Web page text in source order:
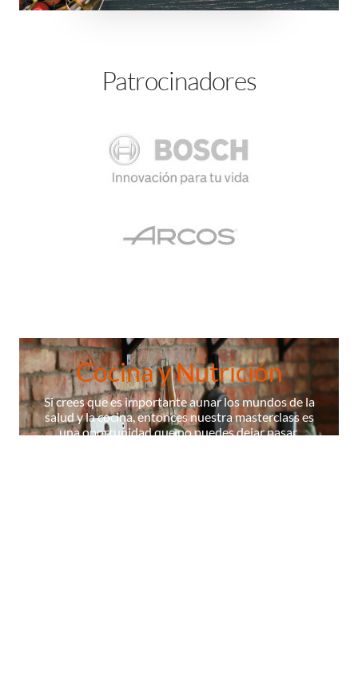
Patrocinadores
Cocina y Nutrición
Si crees que es importante aunar los mundos de la
salud y la cocina, entonces nuestra masterclass es
una oportunidad que no puedes dejar pasar.